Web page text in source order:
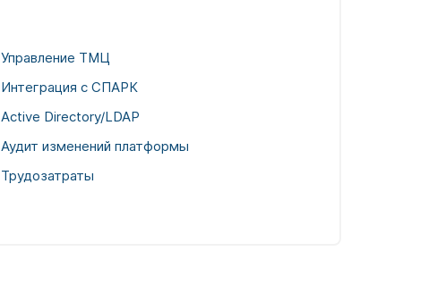
Управление ТМЦ
Интеграция с СПАРК
Active Directory/LDAP
Аудит изменений платформы
Трудозатраты